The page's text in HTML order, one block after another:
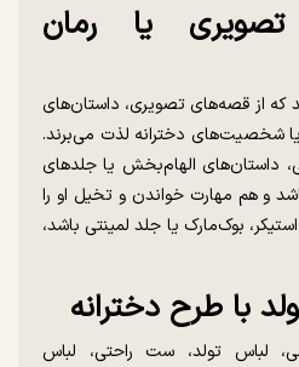
یا رمان
هستند که از قصه‌های تصویری، داستان‌های
یا شخصیت‌های دخترانه لذت می‌برند.
داستان‌های الهام‌بخش یا جلد‌های
و هم مهارت خواندن و تخیل او را
بوک‌مارک یا جلد لمینتی باشد،
با طرح دخترانه
لباس تولد، ست راحتی، لباس